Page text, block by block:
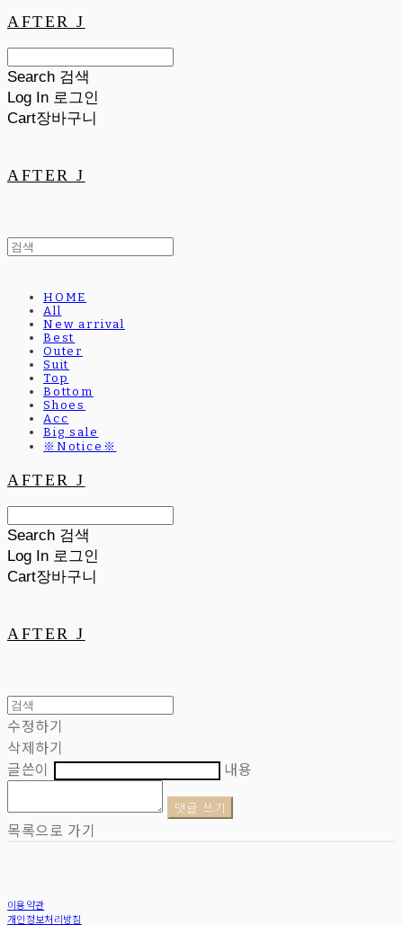
AFTER J
Search 검색
Log In 로그인
Cart장바구니
AFTER J
HOME
All
New arrival
Best
Outer
Suit
Top
Bottom
Shoes
Acc
Big sale
※Notice※
AFTER J
Search 검색
Log In 로그인
Cart장바구니
AFTER J
수정하기
삭제하기
글쓴이
내용
댓글 쓰기
목록으로 가기
이용약관
개인정보처리방침